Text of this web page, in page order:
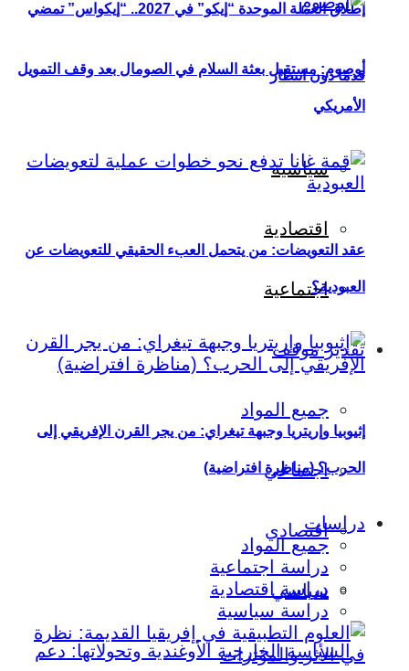
إطلاق العملة الموحدة “إيكو” في 2027.. “إيكواس” تمضي
قدمًا دون انتظار
سياسية
اقتصادية
اجتماعية
تقدير موقف
جميع المواد
اجتماعي
اقتصادي
سياسي
أوصوم: مستقبل بعثة السلام في الصومال بعد وقف التمويل
الأمريكي
عقد التعويضات: من يتحمل العبء الحقيقي للتعويضات عن
العبودية؟
إثيوبيا وإريتريا وجبهة تيغراي: من يجر القرن الإفريقي إلى
الحرب؟ (مناظرة افتراضية)
دراسات
جميع المواد
دراسة اجتماعية
دراسة اقتصادية
دراسة سياسية